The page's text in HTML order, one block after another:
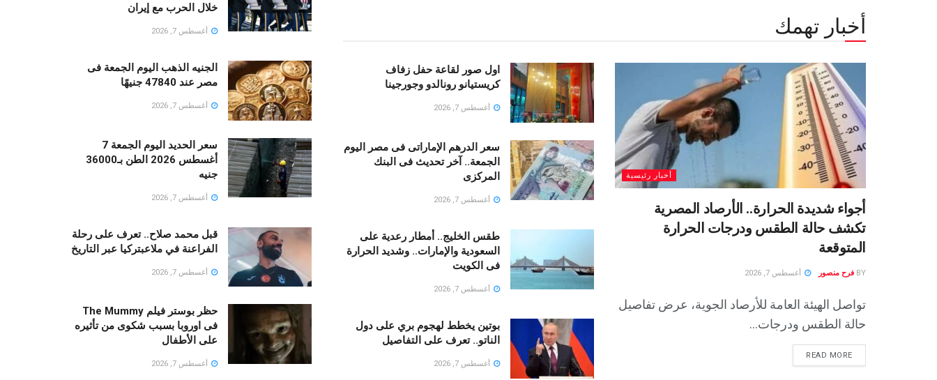
أخبار تهمك
أخبار رئيسية
أجواء شديدة الحرارة.. الأرصاد المصرية
تكشف حالة الطقس ودرجات الحرارة
المتوقعة
BY فرح منصور أغسطس 7, 2026
تواصل الهيئة العامة للأرصاد الجوية، عرض تفاصيل
حالة الطقس ودرجات...
READ MORE
اول صور لقاعة حفل زفاف
كريستيانو رونالدو وجورجينا
أغسطس 7, 2026
سعر الدرهم الإماراتى فى مصر اليوم
الجمعة.. آخر تحديث فى البنك
المركزى
أغسطس 7, 2026
طقس الخليج.. أمطار رعدية على
السعودية والإمارات.. وشديد الحرارة
فى الكويت
أغسطس 7, 2026
بوتين يخطط لهجوم بري على دول
الناتو.. تعرف على التفاصيل
أغسطس 7, 2026
خلال الحرب مع إيران
أغسطس 7, 2026
الجنيه الذهب اليوم الجمعة فى
مصر عند 47840 جنيهًا
أغسطس 7, 2026
سعر الحديد اليوم الجمعة 7
أغسطس 2026 الطن بـ36000
جنيه
أغسطس 7, 2026
قبل محمد صلاح.. تعرف على رحلة
الفراعنة في ملاعبتركيا عبر التاريخ
أغسطس 7, 2026
حظر بوستر فيلم The Mummy
فى اوروبا بسبب شكوى من تأثيره
على الأطفال
أغسطس 7, 2026